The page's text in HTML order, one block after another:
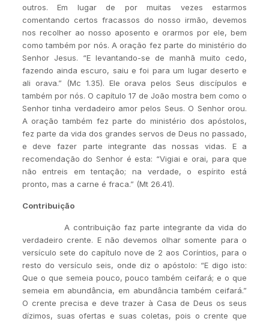
outros. Em lugar de por muitas vezes estarmos
comentando certos fracassos do nosso irmão, devemos
nos recolher ao nosso aposento e orarmos por ele, bem
como também por nós. A oração fez parte do ministério do
Senhor Jesus. “E levantando-se de manhã muito cedo,
fazendo ainda escuro, saiu e foi para um lugar deserto e
ali orava.” (Mc 1.35). Ele orava pelos Seus discípulos e
também por nós. O capítulo 17 de João mostra bem como o
Senhor tinha verdadeiro amor pelos Seus. O Senhor orou.
A oração também fez parte do ministério dos apóstolos,
fez parte da vida dos grandes servos de Deus no passado,
e deve fazer parte integrante das nossas vidas. E a
recomendação do Senhor é esta: “Vigiai e orai, para que
não entreis em tentação; na verdade, o espírito está
pronto, mas a carne é fraca.” (Mt 26.41).
Contribuição
A contribuição faz parte integrante da vida do
verdadeiro crente. E não devemos olhar somente para o
versículo sete do capítulo nove de 2 aos Coríntios, para o
resto do versículo seis, onde diz o apóstolo: “E digo isto:
Que o que semeia pouco, pouco também ceifará; e o que
semeia em abundância, em abundância também ceifará.”
O crente precisa e deve trazer à Casa de Deus os seus
dízimos, suas ofertas e suas coletas, pois o crente que